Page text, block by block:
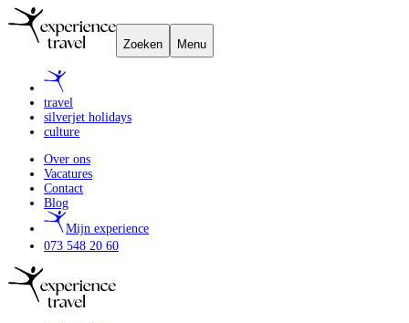
Zoeken Menu
travel
silverjet holidays
culture
Over ons
Vacatures
Contact
Blog
Mijn experience
073 548 20 60